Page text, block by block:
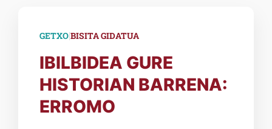
GETXO|BISITA GIDATUA
IBILBIDEA GURE
HISTORIAN BARRENA:
ERROMO